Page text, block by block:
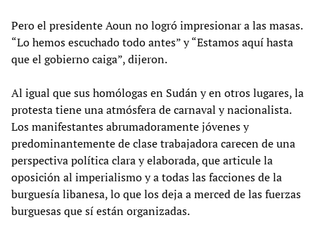
Pero el presidente Aoun no logró impresionar a las masas.
“Lo hemos escuchado todo antes” y “Estamos aquí hasta
que el gobierno caiga”, dijeron.
Al igual que sus homólogas en Sudán y en otros lugares, la
protesta tiene una atmósfera de carnaval y nacionalista.
Los manifestantes abrumadoramente jóvenes y
predominantemente de clase trabajadora carecen de una
perspectiva política clara y elaborada, que articule la
oposición al imperialismo y a todas las facciones de la
burguesía libanesa, lo que los deja a merced de las fuerzas
burguesas que sí están organizadas.